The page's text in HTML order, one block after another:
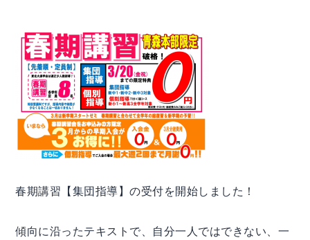
春期講習【集団指導】の受付を開始しました！
傾向に沿ったテキストで、自分一人ではできない、一